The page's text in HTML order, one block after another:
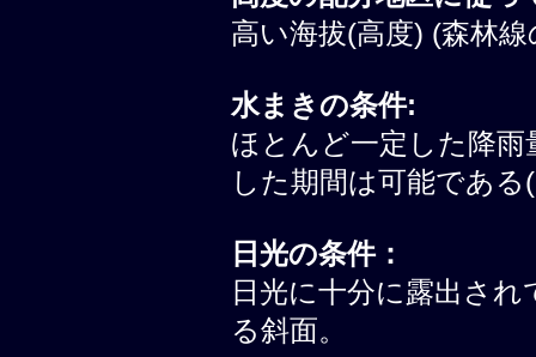
高い海拔(高度) (森林
水まきの条件:
ほとんど一定した降
した期間は可能であ
日光の条件：
日光に十分に露出さ
る斜面。